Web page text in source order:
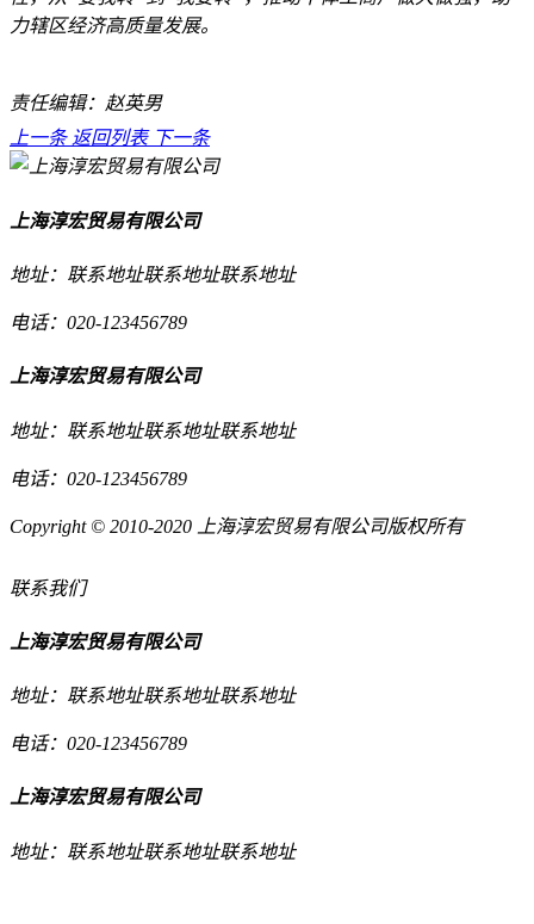
力辖区经济高质量发展。
责任编辑：赵英男
上一条返回列表 下一条
上海淳宏贸易有限公司
地址：联系地址联系地址联系地址
电话：020-123456789
上海淳宏贸易有限公司
地址：联系地址联系地址联系地址
电话：020-123456789
Copyright © 2010-2020 上海淳宏贸易有限公司版权所有
联系我们
上海淳宏贸易有限公司
地址：联系地址联系地址联系地址
电话：020-123456789
上海淳宏贸易有限公司
地址：联系地址联系地址联系地址